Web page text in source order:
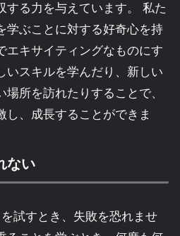
する力を与えています。 私た
学ぶことに対する好奇心を持
エキサイティングなものにす
いスキルを学んだり、新しい
所を訪れたりすることで、
し、成長することができま
ない
試すとき、失敗を恐れませ